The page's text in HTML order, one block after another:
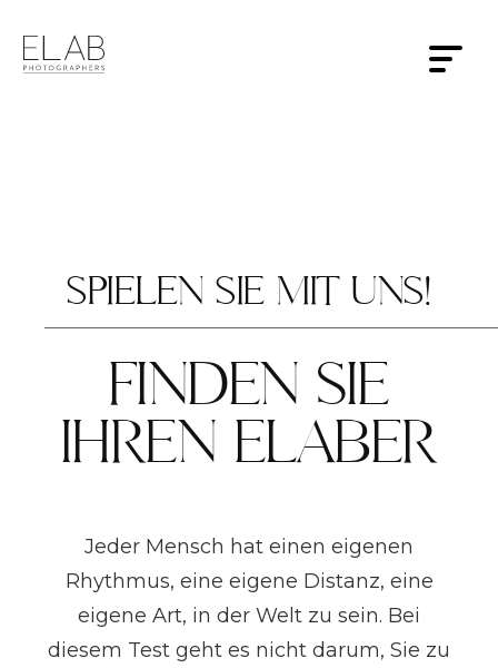
SPIELEN SIE MIT UNS!
FINDEN SIE
IHREN ELABER
Jeder Mensch hat einen eigenen
Rhythmus, eine eigene Distanz, eine
eigene Art, in der Welt zu sein. Bei
diesem Test geht es nicht darum, Sie zu
HOME
PORTFOLIO
DIENSTLEISTUNGEN
ELABOOTH